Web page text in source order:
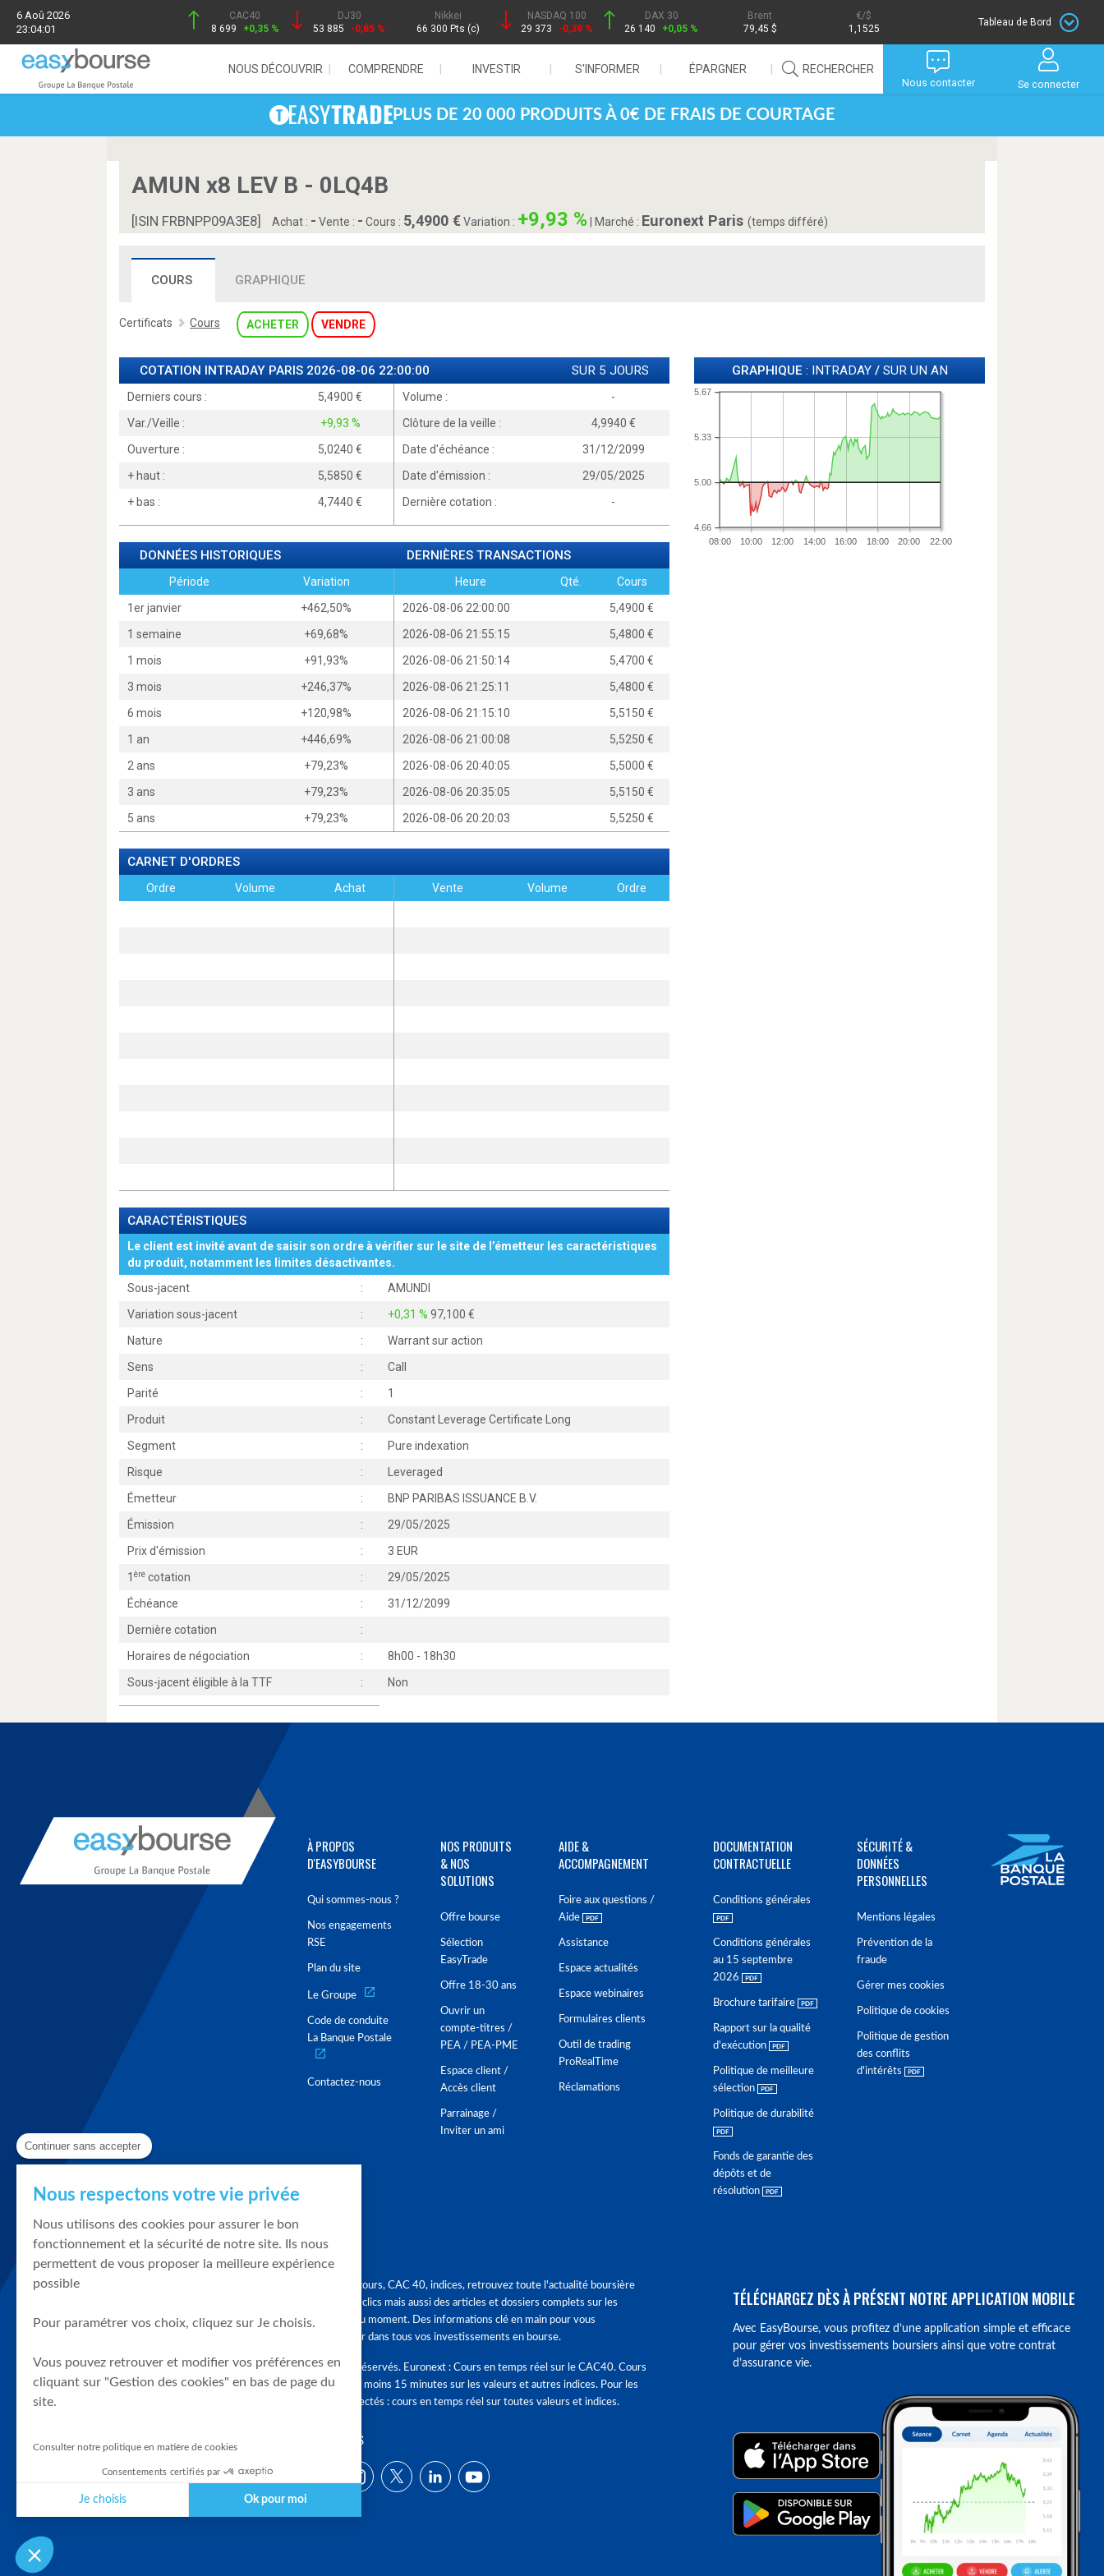
6 Aoû 2026
23:04:01
CAC40
8 699
+0,35 %
DJ30
53 885
-0,85 %
Nikkei
66 300 Pts (c)
NASDAQ 100
29 373
-0,39 %
DAX 30
26 140
+0,05 %
Brent
79,45 $
/$
1,1525
Tableau de Bord
NOUS DÉCOUVRIR COMPRENDRE INVESTIR S'INFORMER ÉPARGNER RECHERCHER
Nous contacter Se connecter
PLUS DE 20 000 PRODUITS À 0€ DE FRAIS DE COURTAGE
AMUN x8 LEV B - 0LQ4B
[ISIN FRBNPP09A3E8] Achat : - Vente : - Cours : 5,4900Variation : +9,93 % Marché : Euronext Paris (temps différé)
COURS GRAPHIQUE
Certificats Cours ACHETER VENDRE
COTATION INTRADAY PARIS 2026-08-06 22:00:00 SUR 5 JOURS
Derniers cours :
5,4900
Var./Veille :
+9,93 %
Ouverture :
5,0240
+ haut :
5,5850
+ bas :
4,7440
Volume :
-
Clôture de la veille :
4,9940
Date d'échéance :
31/12/2099
Date d'émission :
29/05/2025
Dernière cotation :
-
DONNÉES HISTORIQUES DERNIÈRES TRANSACTIONS
Période
Variation
1er janvier
+462,50%
1 semaine
+69,68%
1 mois
+91,93%
3 mois
+246,37%
6 mois
+120,98%
1 an
+446,69%
2 ans
+79,23%
3 ans
+79,23%
5 ans
+79,23%
Heure Qté.
Cours
2026-08-06 22:00:00
5,4900
2026-08-06 21:55:15
5,4800
2026-08-06 21:50:14
5,4700
2026-08-06 21:25:11
5,4800
2026-08-06 21:15:10
5,5150
2026-08-06 21:00:08
5,5250
2026-08-06 20:40:05
5,5000
2026-08-06 20:35:05
5,5150
2026-08-06 20:20:03
5,5250
CARNET D'ORDRES
Ordre Volume Achat Vente Volume Ordre
CARACTÉRISTIQUES
Le client est invité avant de saisir son ordre à vérifier sur le site de l’émetteur les caractéristiques
du produit, notamment les limites désactivantes.
Sous-jacent
:
AMUNDI
Variation sous-jacent
: +0,31 % 97,100
Nature
:
Warrant sur action
Sens
:
Call
Parité
:
1
Produit
:
Constant Leverage Certificate Long
Segment
:
Pure indexation
Risque
:
Leveraged
Émetteur
:
BNP PARIBAS ISSUANCE B.V.
Émission
:
29/05/2025
Prix d'émission
:
3 EUR
1 ère cotation :
29/05/2025
Échéance
:
31/12/2099
Dernière cotation
:
Horaires de négociation
:
8h00 - 18h30
Sous-jacent éligible à la TTF
: Non
GRAPHIQUE : INTRADAY/ SUR UN AN
08:00 10:00 12:00 14:00 16:00 18:00 20:00 22:00
4.66
5.00
5.33
5.67
À PROPOS
D'EASYBOURSE
Qui sommes-nous ?
Nos engagements
RSE
Plan du site
Le Groupe
Code de conduite
La Banque Postale
Contactez-nous
NOS PRODUITS
& NOS
SOLUTIONS
Offre bourse
Sélection
EasyTrade
Offre 18-30 ans
Ouvrir un
compte-titres /
PEA / PEA-PME
Espace client /
Accès client
Parrainage /
Inviter un ami
AIDE &
ACCOMPAGNEMENT
Foire aux questions /
Aide
Assistance
Espace actualités
Espace webinaires
Formulaires clients
Outil de trading
ProRealTime
Réclamations
DOCUMENTATION
CONTRACTUELLE
Conditions générales
Conditions générales
au 15 septembre
2026
Brochure tarifaire
Rapport sur la qualité
d'exécution
Politique de meilleure
sélection
Politique de durabilité
Fonds de garantie des
dépôts et de
résolution
SÉCURITÉ &
DONNÉES
PERSONNELLES
Mentions légales
Prévention de la
fraude
Gérer mes cookies
Politique de cookies
Politique de gestion
des conflits
d'intérêts
Graphique, cours, CAC 40, indices, retrouvez toute l'actualité boursière
en quelques clics mais aussi des articles et dossiers complets sur les
tendances du moment. Des informations clé en main pour vous
accompagner dans tous vos investissements en bourse.
Tous droits réservés. Euronext : Cours en temps réel sur le CAC40. Cours
différés d'au moins 15 minutes sur les valeurs et autres indices. Pour les
clients connectés : cours en temps réel sur toutes valeurs et indices.
SUIVEZ-NOUS
TÉLÉCHARGEZ DÈS À PRÉSENT NOTRE APPLICATION MOBILE
Avec EasyBourse, vous profitez d’une application simple et efficace
pour gérer vos investissements boursiers ainsi que votre contrat
d’assurance vie.
Continuer sans accepter
Nous respectons votre vie privée
Nous utilisons des cookies pour assurer le bon
fonctionnement et la sécurité de notre site. Ils nous
permettent de vous proposer la meilleure expérience
possible
Pour paramétrer vos choix, cliquez sur Je choisis.
Vous pouvez retrouver et modifier vos préférences en
cliquant sur "Gestion des cookies" en bas de page du
site.
Consulter notre politique en matière de cookies
Consentements certifiés par
Je choisis Ok pour moi
Notre plateforme vous permet d'adapter et de gérer vos paramètres de confidentialité, en garantissant la conformité avec les réglementations. Personnalisez vos préférences pour contrôler la manière dont